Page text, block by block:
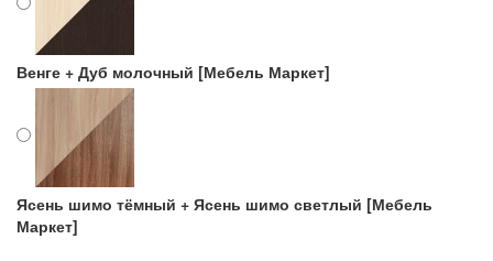
Венге + Дуб молочный [Мебель Маркет]
Ясень шимо тёмный + Ясень шимо светлый [Мебель
Маркет]